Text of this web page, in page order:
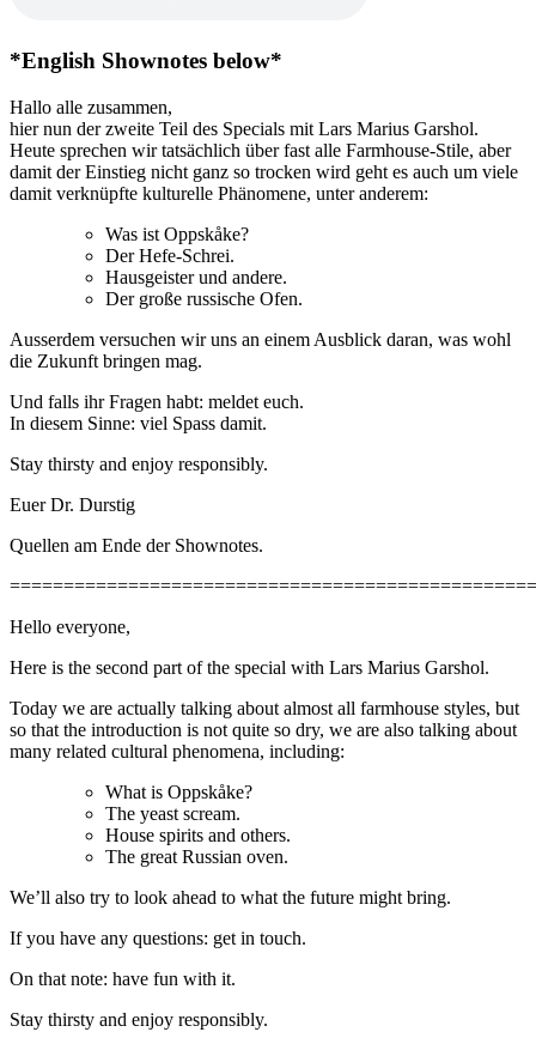
*English Shownotes below*
Hallo alle zusammen,
hier nun der zweite Teil des Specials mit Lars Marius Garshol.
Heute sprechen wir tatsächlich über fast alle Farmhouse-Stile, aber
damit der Einstieg nicht ganz so trocken wird geht es auch um viele
damit verknüpfte kulturelle Phänomene, unter anderem:
Was ist Oppskåke?
Der Hefe-Schrei.
Hausgeister und andere.
Der große russische Ofen.
Ausserdem versuchen wir uns an einem Ausblick daran, was wohl
die Zukunft bringen mag.
Und falls ihr Fragen habt: meldet euch.
In diesem Sinne: viel Spass damit.
Stay thirsty and enjoy responsibly.
Euer Dr. Durstig
Quellen am Ende der Shownotes.
Hello everyone,
Here is the second part of the special with Lars Marius Garshol.
Today we are actually talking about almost all farmhouse styles, but
so that the introduction is not quite so dry, we are also talking about
many related cultural phenomena, including:
What is Oppskåke?
The yeast scream.
House spirits and others.
The great Russian oven.
We’ll also try to look ahead to what the future might bring.
If you have any questions: get in touch.
On that note: have fun with it.
Stay thirsty and enjoy responsibly.